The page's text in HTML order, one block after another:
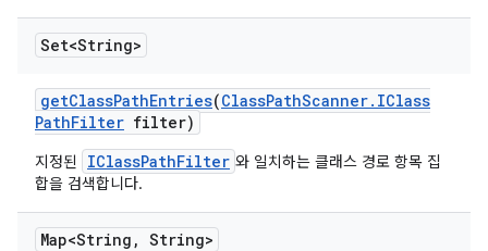
Set<String>
getClassPathEntries(ClassPathScanner. IClass
PathFilter filter)
지정된 IClassPathFilter 와 일치하는 클래스 경로 항목 집
합을 검색합니다.
Map<String , String>